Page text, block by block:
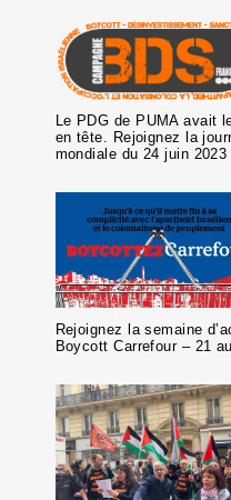
Le PDG de PUMA avait
en tête. Rejoignez la
mondiale du 24 juin 2023
Rejoignez la semaine
Boycott Carrefour – 21